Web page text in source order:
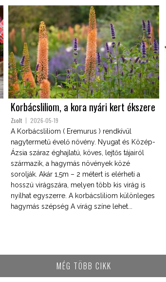
Korbácsliliom, a kora nyári kert ékszere
Zsolt 2026-05-19
A Korbácsliliom ( Eremurus ) rendkívül
nagytermetű évelő növény. Nyugat és Közép-
Ázsia száraz éghajlatú, köves, lejtős tájairól
származik, a hagymás növények közé
sorolják. Akár 1,5m – 2 métert is elérheti a
hosszú virágszára, melyen több kis virág is
nyílhat egyszerre. A korbácsliliom különleges
hagymás szépség A virág színe lehet...
MÉG TÖBB CIKK